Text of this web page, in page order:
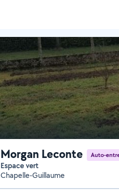
Morgan Leconte Auto-
Espace vert
Chapelle-Guillaume